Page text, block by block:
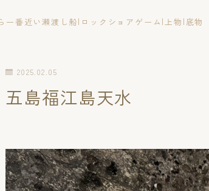
一番近い瀬渡し船|ロックショアゲーム|上物|底物
2025.02.05
五島福江島天水